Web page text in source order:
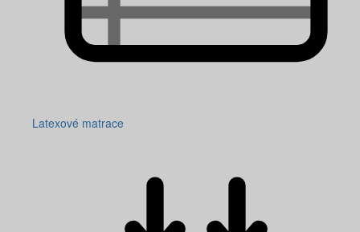
Latexové matrace